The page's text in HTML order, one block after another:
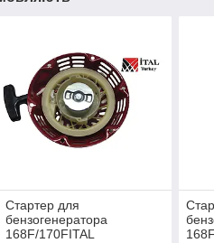
Стартер для
бензогенератора
168F/170FITAL